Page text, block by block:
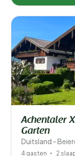
Achentaler
Garten
Duitsland -
4 gasten 2